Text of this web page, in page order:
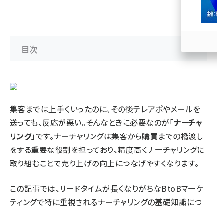
目次
集客までは上手くいったのに、その後テレアポやメールを
送っても、反応が悪い。そんなときに必要なのが「ナーチャ
リング」です。ナーチャリングは集客から購買までの橋渡し
をする重要な役割を担っており、精度高くナーチャリングに
取り組むことで売り上げの向上につなげやすくなります。
この記事では、リードタイムが長くなりがちなBtoBマーケ
ティングで特に重視されるナーチャリングの基礎知識につ